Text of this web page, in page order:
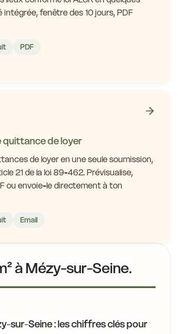
fenêtre des 10 jours, PDF
PDF
quittance de loyer
de loyer en une seule soumission,
21 de la loi 89-462. Prévisualise,
ou envoie-le directement à ton
Email
à Mézy-sur-Seine.
sur-Seine : les chiffres clés pour